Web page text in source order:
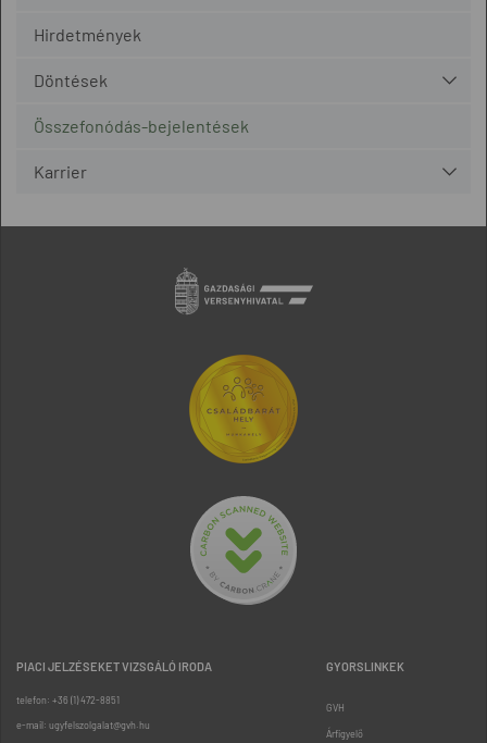
Hirdetmények
Döntések
Összefonódás-bejelentések
Karrier
PIACI JELZÉSEKET VIZSGÁLÓ IRODA
telefon: +36 (1) 472-8851
e-mail: ugyfelszolgalat@gvh.hu
GYORSLINKEK
GVH
Árfigyelő